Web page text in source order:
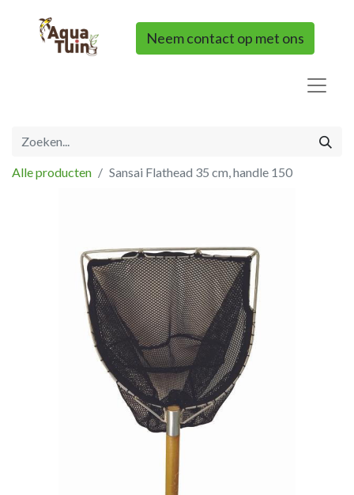
Neem contact op met ons
Alle producten Sansai Flathead 35 cm, handle 150